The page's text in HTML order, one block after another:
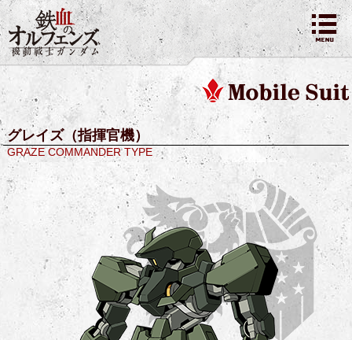
グレイズ（指揮官機）
GRAZE COMMANDER TYPE